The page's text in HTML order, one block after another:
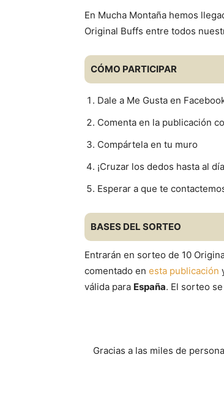
En Mucha Montaña hemos
Original Buffs entre todos
CÓMO PARTICIPAR
Dale a Me Gusta en
Comenta en la publicación
Compártela en tu muro
¡Cruzar los dedos hasta al
Esperar a que te
BASES DEL SORTEO
Entrarán en sorteo de 10
comentado en esta publicación
válida para España. El sorteo
Gracias a las miles de